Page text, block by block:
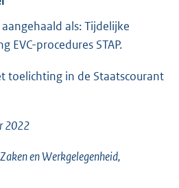
als: Tijdelijke
EVC-procedures STAP.
toelichting in de Staatscourant
2022
en Werkgelegenheid,